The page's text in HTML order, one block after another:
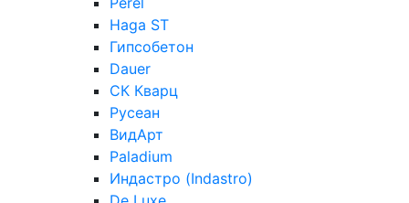
Haga ST
Гипсобетон
Dauer
СК Кварц
Русеан
ВидАрт
Paladium
Индастро (Indastro)